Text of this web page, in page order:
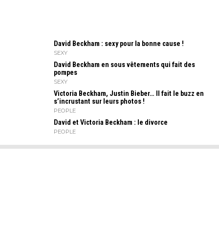
David Beckham : sexy pour la bonne cause !
SEXY
David Beckham en sous vêtements qui fait des
pompes
SEXY
Victoria Beckham, Justin Bieber… Il fait le buzz en
s’incrustant sur leurs photos !
PEOPLE
David et Victoria Beckham : le divorce
PEOPLE